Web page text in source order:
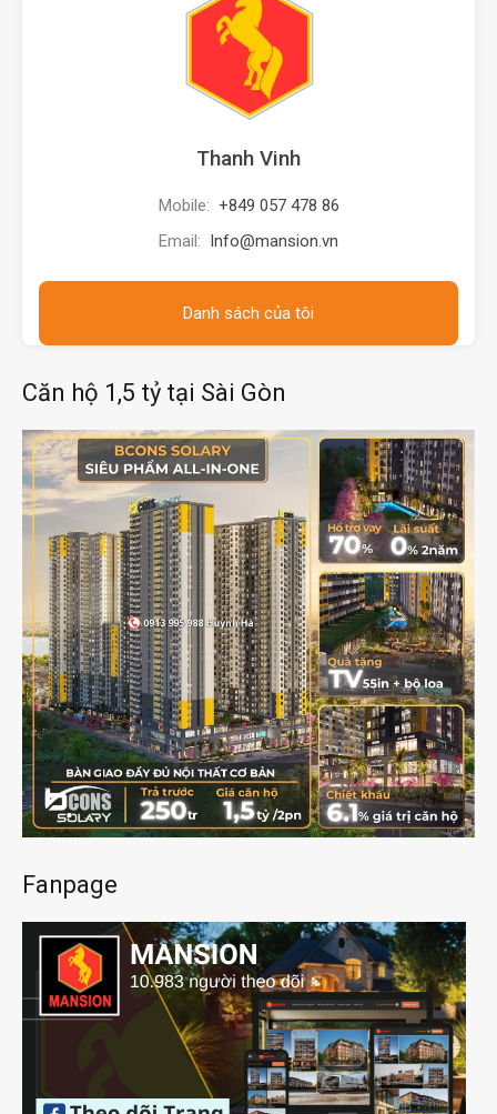
Thanh Vinh
Mobile: +849 057 478 86
Email: Info@mansion.vn
Danh sách của tôi
Căn hộ 1,5 tỷ tại Sài Gòn
Fanpage